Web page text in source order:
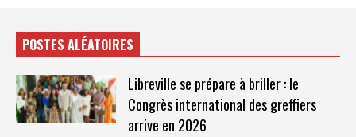
POSTES ALÉATOIRES
Libreville se prépare à briller : le
Congrès international des greffiers
arrive en 2026